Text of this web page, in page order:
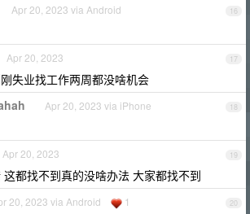
16
Apr 20, 2023 via Android
17
Apr 20, 2023
失业找工作两周都没啥机会
18
Apr 20, 2023 via iPhone
19
Apr 20, 2023
都找不到真的没啥办法 大家都找不到
20
20, 2023 via Android 1